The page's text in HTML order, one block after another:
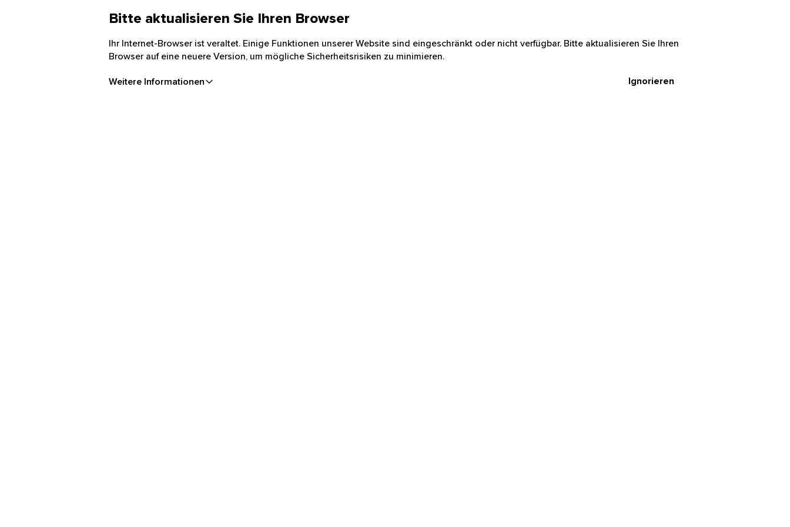
Bitte aktualisieren Sie Ihren Browser
Ihr Internet-Browser ist veraltet. Einige Funktionen unserer Website sind eingeschränkt oder nicht verfügbar. Bitte aktualisieren Sie Ihren
Browser auf eine neuere Version, um mögliche Sicherheitsrisiken zu minimieren.
Weitere Informationen Ignorieren